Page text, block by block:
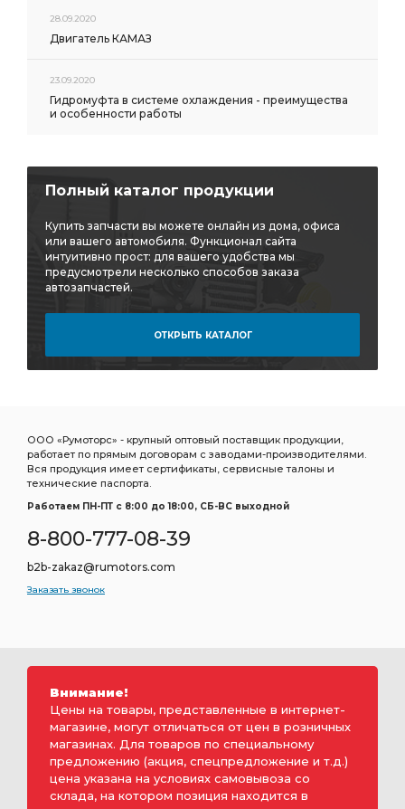
28.09.2020
Двигатель КАМАЗ
23.09.2020
Гидромуфта в системе охлаждения - преимущества
и особенности работы
Полный каталог продукции
Купить запчасти вы можете онлайн из дома, офиса
или вашего автомобиля. Функционал сайта
интуитивно прост: для вашего удобства мы
предусмотрели несколько способов заказа
автозапчастей.
ОТКРЫТЬ КАТАЛОГ
ООО «Румоторс» - крупный оптовый поставщик продукции,
работает по прямым договорам с заводами-производителями.
Вся продукция имеет сертификаты, сервисные талоны и
технические паспорта.
Работаем ПН-ПТ c 8:00 до 18:00, СБ-ВС выходной
8-800-777-08-39
b2b-zakaz@rumotors.com
Заказать звонок
Внимание!
Цены на товары, представленные в интернет-
магазине, могут отличаться от цен в розничных
магазинах. Для товаров по специальному
предложению (акция, спецпредложение и т.д.)
цена указана на условиях самовывоза со
склада, на котором позиция находится в